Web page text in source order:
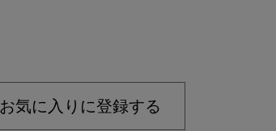
お気に入りに登録する